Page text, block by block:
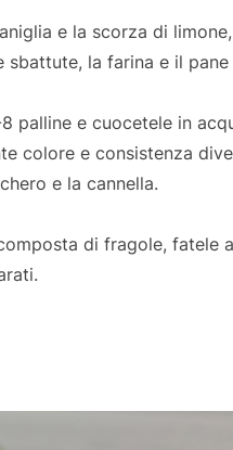
e la scorza di
la farina e il pane
palline e cuocetele in
colore e consistenza
e la cannella.
di fragole, fatele